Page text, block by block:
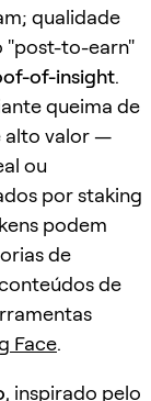
qualidade
"post-to-earn"
of-insight.
queima de
alto valor —
ou
por staking
podem
de
de
Face.
, inspirado pelo